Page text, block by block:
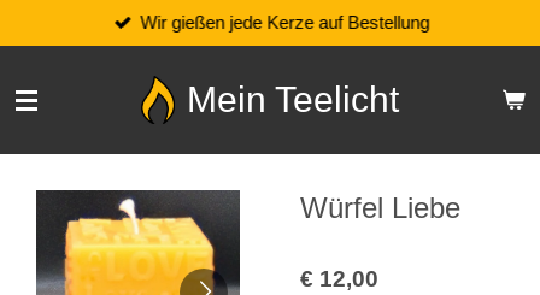
Hauptinhalt
Wir gießen jede Kerze auf Bestellung
Mein Teelicht
Würfel Liebe
€ 12,00